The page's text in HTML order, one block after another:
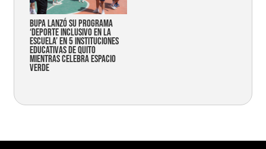
Bupa lanzó su programa
‘Deporte Inclusivo en la
Escuela’ en 5 instituciones
educativas de Quito
mientras celebra espacio
verde